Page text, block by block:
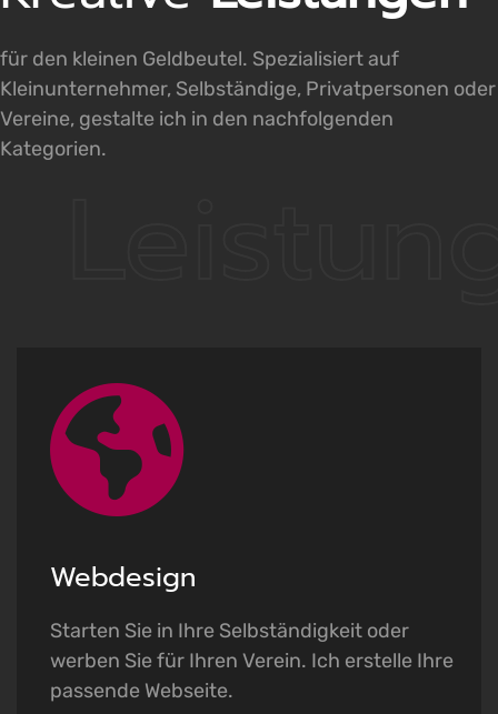
für den kleinen Geldbeutel. Spezialisiert auf
Kleinunternehmer, Selbständige, Privatpersonen oder
Vereine, gestalte ich in den nachfolgenden
Kategorien.
Webdesign
Starten Sie in Ihre Selbständigkeit oder
werben Sie für Ihren Verein. Ich erstelle Ihre
passende Webseite.